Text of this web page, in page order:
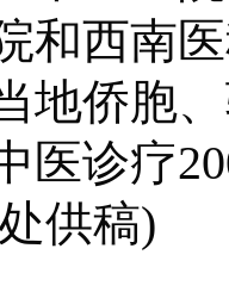
和西南
地侨胞
医诊疗
供稿)